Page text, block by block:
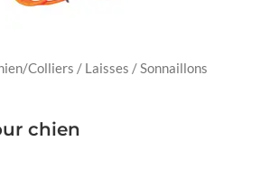
/Colliers / Laisses / Sonnaillons
chien